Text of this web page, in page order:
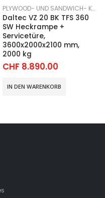
PLYWOOD- UND SANDWICH- KOFFERANHÄNGER
Daltec Cargo 20 BK TFSP
300 SW, 3000x2000x2100
mm, 2000 Kg
CHF8.540.00
IN DEN WARENKORB